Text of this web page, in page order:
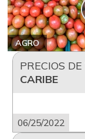
AGRO
PRECIOS DE
CARIBE
06/25/2022